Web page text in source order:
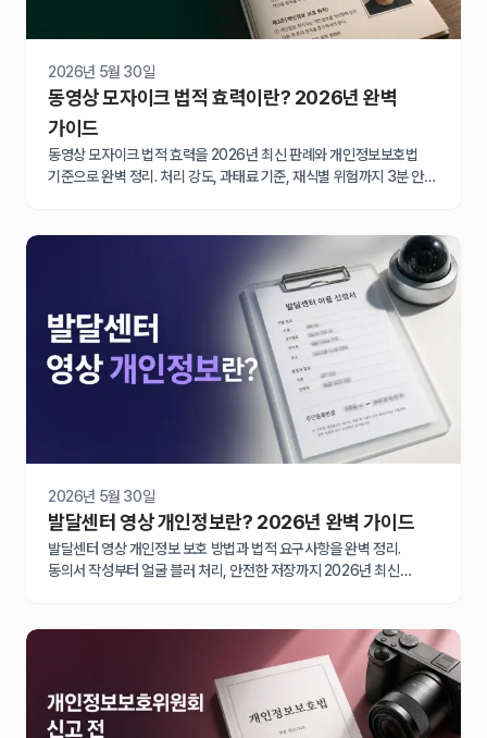
2026년 5월 30일
동영상 모자이크 법적 효력이란? 2026년 완벽
가이드
동영상 모자이크 법적 효력을 2026년 최신 판례와 개인정보보호법
기준으로 완벽 정리. 처리 강도, 과태료 기준, 재식별 위험까지 3분 안에
2026년 5월 30일
발달센터 영상 개인정보란? 2026년 완벽 가이드
발달센터 영상 개인정보 보호 방법과 법적 요구사항을 완벽 정리.
동의서 작성부터 얼굴 블러 처리, 안전한 저장까지 2026년 최신